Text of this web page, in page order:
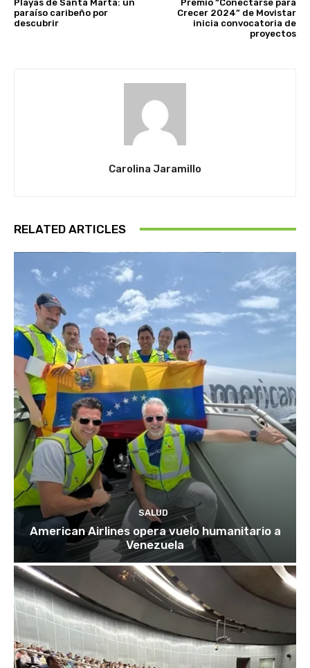
Playas de Santa Marta: un
paraíso caribeño por
descubrir
Premio “Conectarse para
Crecer 2024” de Movistar
inicia convocatoria de
proyectos
Carolina Jaramillo
RELATED ARTICLES
SALUD
American Airlines opera vuelo humanitario a
Venezuela